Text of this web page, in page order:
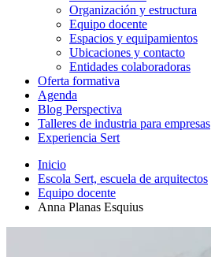
Organización y estructura
Equipo docente
Espacios y equipamientos
Ubicaciones y contacto
Entidades colaboradoras
Oferta formativa
Agenda
Blog Perspectiva
Talleres de industria para empresas
Experiencia Sert
Inicio
Escola Sert, escuela de arquitectos
Equipo docente
Anna Planas Esquius